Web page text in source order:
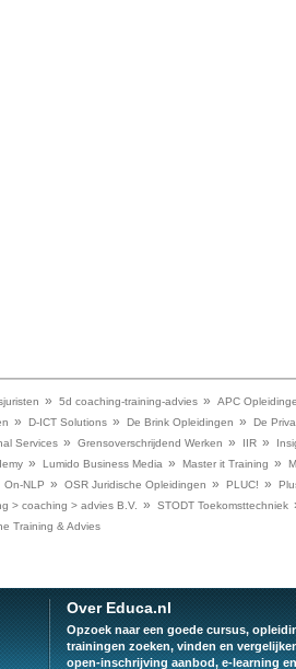
» 5d coaching-training-advies » APC
» D-ICT Solutions » De Brink Opleidingen » De
Services » Grensoverschrijdend Werken » IIR »
» Lumido Business Media » Master it Training »
On-NLP » OSR Juridische Opleidingen » PLUC! »
> coaching > advies B.V. » STODT Toekomsttechniek
Training & Advies
Over Educa.nl
Opzoek naar een goede cursus,
trainingen zoeken, vinden en
open-inschrijving aanbod, e-learning